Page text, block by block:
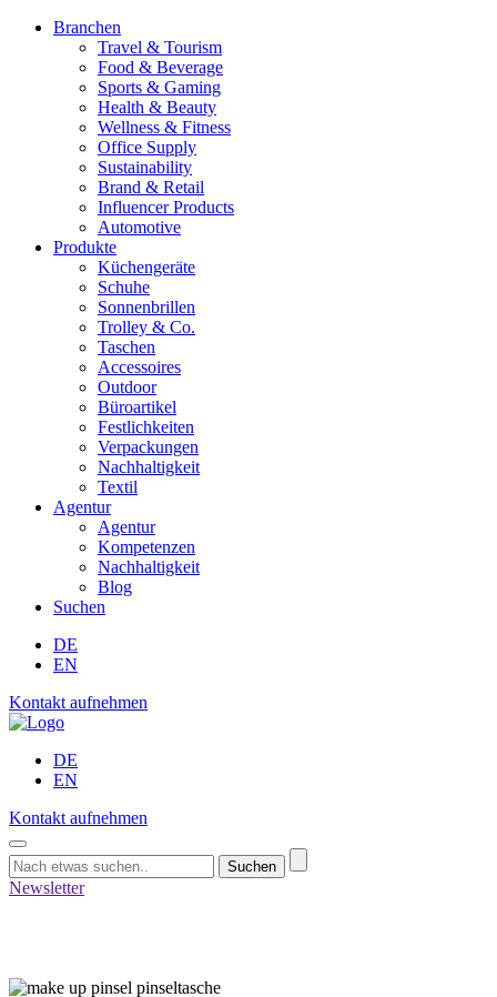
Branchen
Travel & Tourism
Food & Beverage
Sports & Gaming
Health & Beauty
Wellness & Fitness
Office Supply
Sustainability
Brand & Retail
Influencer Products
Automotive
Produkte
Küchengeräte
Schuhe
Sonnenbrillen
Trolley & Co.
Taschen
Accessoires
Outdoor
Büroartikel
Festlichkeiten
Verpackungen
Nachhaltigkeit
Textil
Agentur
Agentur
Kompetenzen
Nachhaltigkeit
Blog
Suchen
DE
EN
Kontakt aufnehmen
DE
EN
Kontakt aufnehmen
Suchen
Newsletter